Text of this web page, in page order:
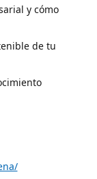
y cómo
de tu